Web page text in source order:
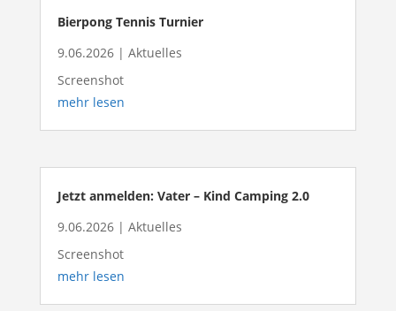
Bierpong Tennis Turnier
9.06.2026| Aktuelles
Screenshot
mehr lesen
Jetzt anmelden: Vater – Kind Camping 2.0
9.06.2026| Aktuelles
Screenshot
mehr lesen